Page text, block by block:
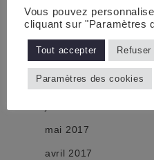
octobre 2017
août 2017
juillet 2017
mai 2017
avril 2017
Vous pouvez
cliquant sur "Paramètres
Tout accepter Refuser
Paramètres des cookies